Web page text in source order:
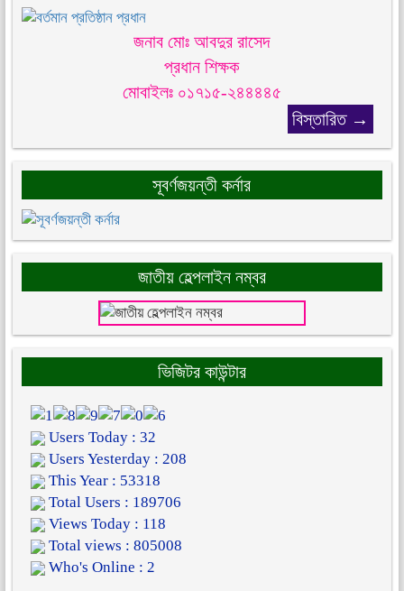
জনাব মোঃ আবদুর রাসেদ
প্রধান শিক্ষক
মোবাইলঃ ০১৭১৫-২৪৪৪৪৫
বিস্তারিত →
সূবর্ণজয়ন্তী কর্নার
জাতীয় হেল্পলাইন নম্বর
ভিজিটর কাউন্টার
Users Today : 32
Users Yesterday : 208
This Year : 53318
Total Users : 189706
Views Today : 118
Total views : 805008
Who's Online : 2